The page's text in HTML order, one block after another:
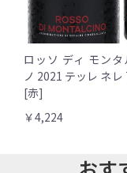
ロッソ ディ モンタ
ノ 2021 テッレ ネ
[赤]
￥4,224